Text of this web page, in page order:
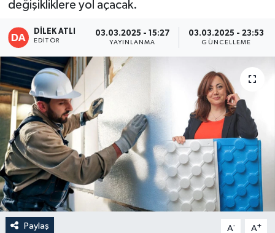
değişikliklere yol açacak.
DİLEK ATLI
EDITÖR
03.03.2025 - 15:27
YAYINLANMA
03.03.2025 - 23:53
GÜNCELLEME
Paylaş A- A+